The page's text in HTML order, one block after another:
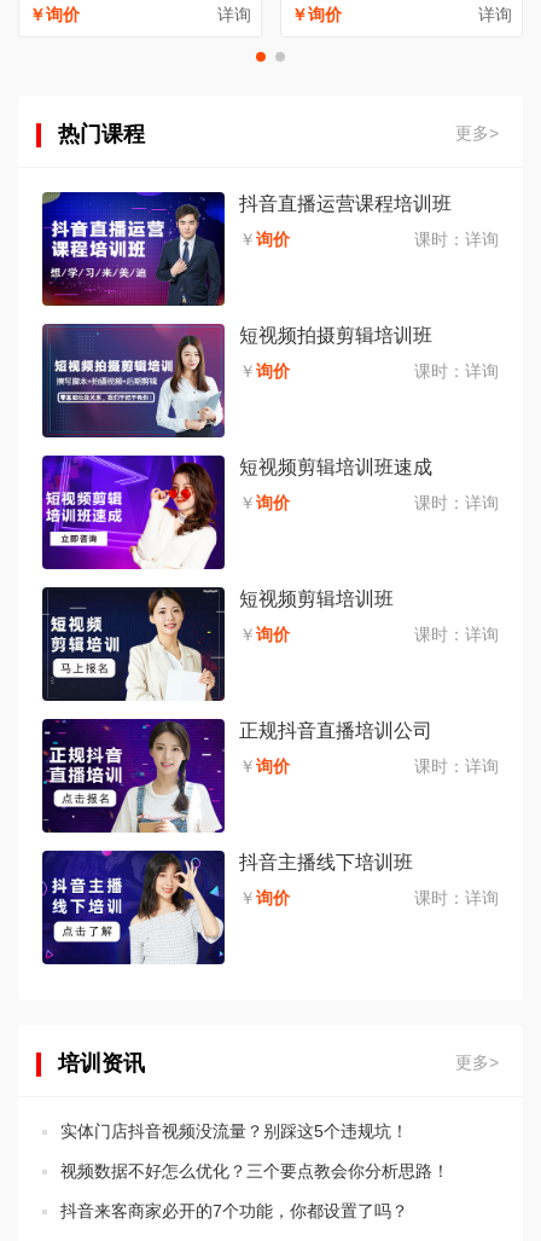
￥询价
详询
￥询价
详询
热门课程 更多>
抖音直播运营课程培训班
￥询价 课时： 详询
短视频拍摄剪辑培训班
￥询价 课时： 详询
短视频剪辑培训班速成
￥询价 课时： 详询
短视频剪辑培训班
￥询价 课时： 详询
正规抖音直播培训公司
￥询价 课时： 详询
抖音主播线下培训班
￥询价 课时： 详询
培训资讯 更多>
实体门店抖音视频没流量？别踩这5个违规坑！
视频数据不好怎么优化？三个要点教会你分析思路！
抖音来客商家必开的7个功能，你都设置了吗？